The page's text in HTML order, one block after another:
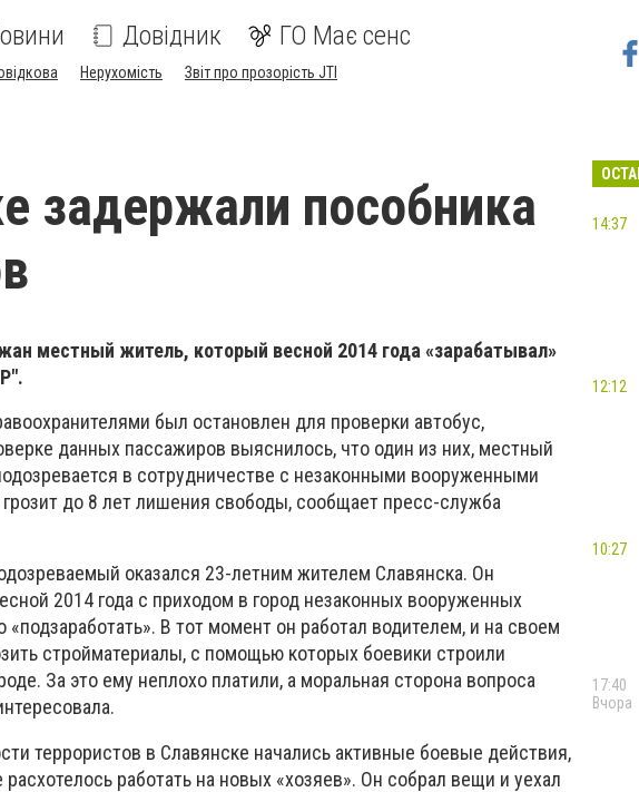
Довідник ГО Має сенс
Нерухомість Звіт про прозорість JTI
задержали пособника
местный житель, который весной 2014 года «зарабатывал»
был остановлен для проверки автобус,
данных пассажиров выяснилось, что один из них, местный
в сотрудничестве с незаконными вооруженными
до 8 лет лишения свободы, сообщает пресс-служба
оказался 23-летним жителем Славянска. Он
2014 года с приходом в город незаконных вооруженных
В тот момент он работал водителем, и на своем
стройматериалы, с помощью которых боевики строили
За это ему неплохо платили, а моральная сторона вопроса
террористов в Славянске начались активные боевые действия,
работать на новых «хозяев». Он собрал вещи и уехал
14:37
12:12
10:27
17:40
Вчора